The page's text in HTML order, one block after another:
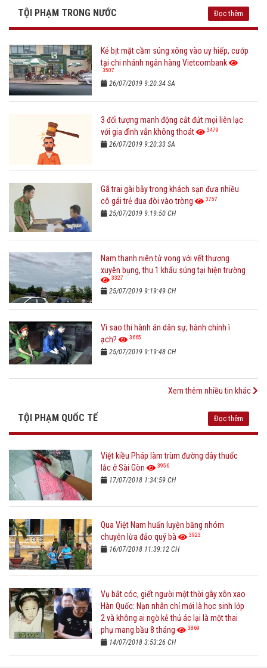
TỘI PHẠM TRONG NƯỚC Đọc thêm
Kẻ bịt mặt cầm súng xông vào uy hiếp, cướp
tại chi nhánh ngân hàng Vietcombank
3507
26/07/2019 9:20:34 SA
3 đối tượng manh động cắt đứt mọi liên lạc
với gia đình vẫn không thoát
3479
26/07/2019 9:20:33 SA
Gã trai gài bẫy trong khách sạn đưa nhiều
cô gái trẻ đua đòi vào tròng
3757
25/07/2019 9:19:50 CH
Nam thanh niên tử vong với vết thương
xuyên bụng, thu 1 khẩu súng tại hiện trường
3327
25/07/2019 9:19:49 CH
Vì sao thi hành án dân sự, hành chính ì
ạch?
3665
25/07/2019 9:19:48 CH
Xem thêm nhiều tin khác
TỘI PHẠM QUỐC TẾ Đọc thêm
Việt kiều Pháp làm trùm đường dây thuốc
lắc ở Sài Gòn
3956
17/07/2018 1:34:59 CH
Qua Việt Nam huấn luyện băng nhóm
chuyên lừa đảo quý bà
3923
16/07/2018 11:39:12 CH
Vụ bắt cóc, giết người một thời gây xôn xao
Hàn Quốc: Nạn nhân chỉ mới là học sinh lớp
2 và không ai ngờ kẻ thủ ác lại là một thai
phụ mang bầu 8 tháng
3869
14/07/2018 3:53:26 CH